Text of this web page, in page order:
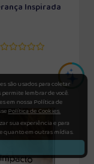
Inspirada
são usados para coletar
lembrar de você.
em nossa Política de
Política de Cookies.
sua experiência e para
quanto em outras mídias.